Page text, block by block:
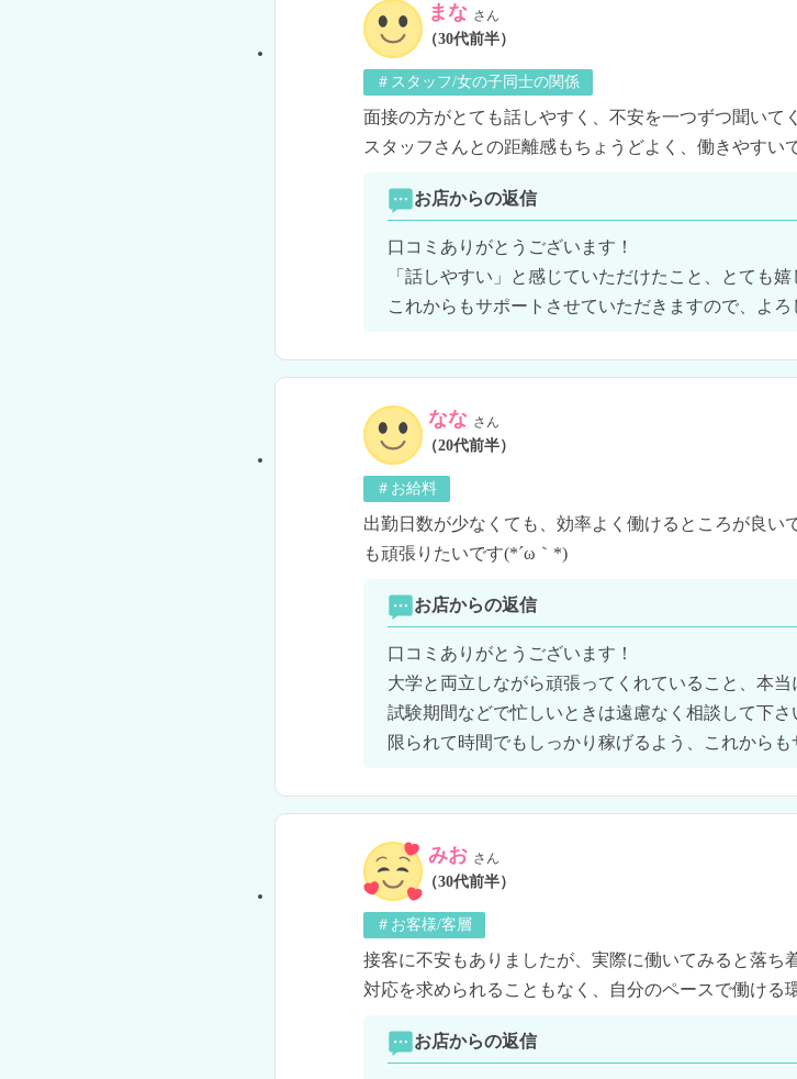
まな さん
（30代前半）
＃スタッフ/女の子同士の関係
面接の方がとても話しやすく、不安を一つずつ聞いて
スタッフさんとの距離感もちょうどよく、働きやすい
お店からの返信
口コミありがとうございます！
「話しやすい」と感じていただけたこと、とても嬉
これからもサポートさせていただきますので、よろ
なな さん
（20代前半）
＃お給料
出勤日数が少なくても、効率よく働けるところが良い
も頑張りたいです(*´ω｀*)
お店からの返信
口コミありがとうございます！
大学と両立しながら頑張ってくれていること、本当
試験期間などで忙しいときは遠慮なく相談して下さ
限られて時間でもしっかり稼げるよう、これからも
みお さん
（30代前半）
＃お客様/客層
接客に不安もありましたが、実際に働いてみると落ち
対応を求められることもなく、自分のペースで働ける
お店からの返信